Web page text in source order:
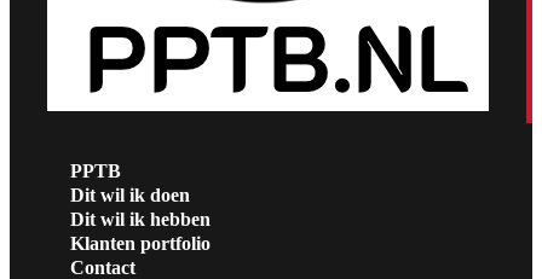
PPTB
Dit wil ik doen
Dit wil ik hebben
Klanten portfolio
Contact